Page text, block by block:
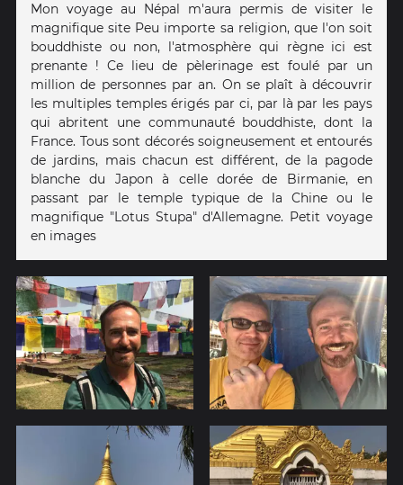
Mon voyage au Népal m'aura permis de visiter le
magnifique site Peu importe sa religion, que l'on soit
bouddhiste ou non, l'atmosphère qui règne ici est
prenante ! Ce lieu de pèlerinage est foulé par un
million de personnes par an. On se plaît à découvrir
les multiples temples érigés par ci, par là par les pays
qui abritent une communauté bouddhiste, dont la
France. Tous sont décorés soigneusement et entourés
de jardins, mais chacun est différent, de la pagode
blanche du Japon à celle dorée de Birmanie, en
passant par le temple typique de la Chine ou le
magnifique "Lotus Stupa" d'Allemagne. Petit voyage
en images